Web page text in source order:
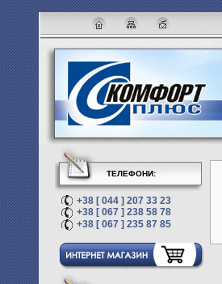
ТЕЛЕФОНИ:
+38 [ 044 ] 207 33 23
+38 [ 067 ] 238 58 78
+38 [ 067 ] 235 87 85